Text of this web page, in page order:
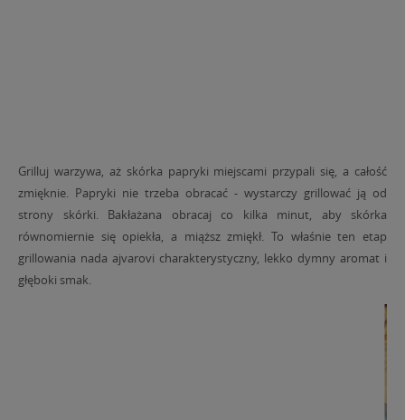
Grilluj warzywa, aż skórka papryki miejscami przypali się, a całość
zmięknie. Papryki nie trzeba obracać - wystarczy grillować ją od
strony skórki. Bakłażana obracaj co kilka minut, aby skórka
równomiernie się opiekła, a miąższ zmiękł. To właśnie ten etap
grillowania nada ajvarovi charakterystyczny, lekko dymny aromat i
głęboki smak.